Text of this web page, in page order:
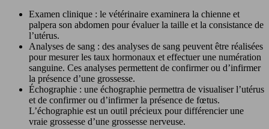
Examen clinique : le vétérinaire examinera la chienne et
palpera son abdomen pour évaluer la taille et la consistance de
l’utérus.
Analyses de sang : des analyses de sang peuvent être réalisées
pour mesurer les taux hormonaux et effectuer une numération
sanguine. Ces analyses permettent de confirmer ou d’infirmer
la présence d’une grossesse.
Échographie : une échographie permettra de visualiser l’utérus
et de confirmer ou d’infirmer la présence de fœtus.
L’échographie est un outil précieux pour différencier une
vraie grossesse d’une grossesse nerveuse.